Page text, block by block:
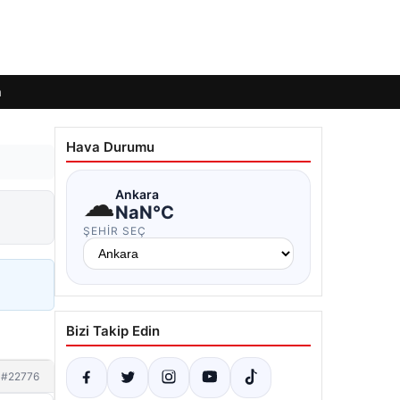
#22776
Hava Durumu
☁Ankara
NaN°C
ŞEHIR SEÇ
Bizi Takip Edin